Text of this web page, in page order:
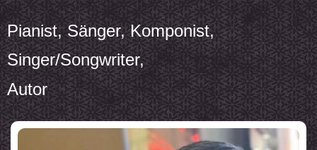
Pianist, Sänger, Komponist,
Singer/Songwriter,
Autor